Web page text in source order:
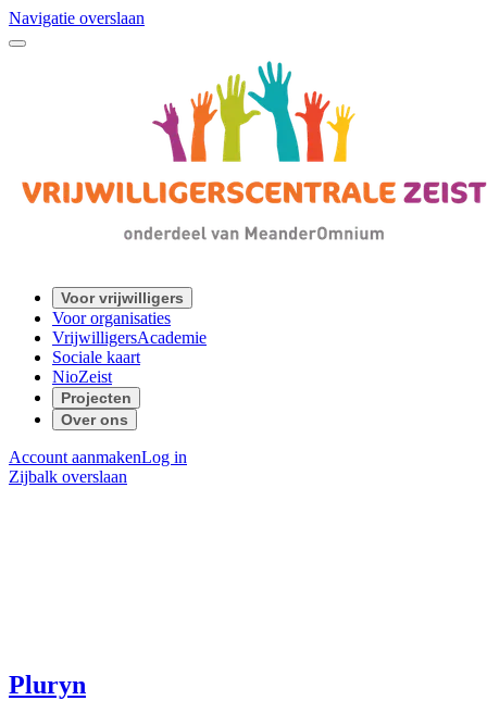
Navigatie overslaan
Voor vrijwilligers
Voor organisaties
VrijwilligersAcademie
Sociale kaart
NioZeist
Projecten
Over ons
Account aanmakenLog in
Zijbalk overslaan
Pluryn